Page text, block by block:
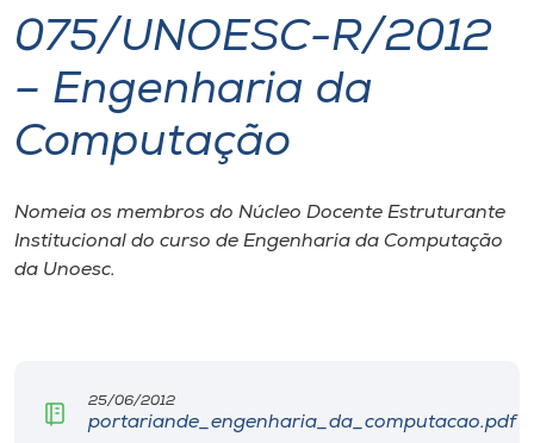
I.nova
Diplomados
CPA
Editora
075/UNOESC-R/2012
– Engenharia da
Computação
Nomeia os membros do Núcleo Docente Estruturante
Institucional do curso de Engenharia da Computação
da Unoesc.
25/06/2012
portariande_engenharia_da_computacao.pdf